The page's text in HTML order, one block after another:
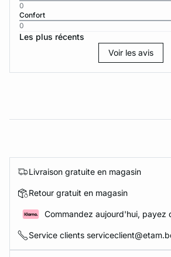
0
Confort
0
Les plus récents
Voir les avis
Livraison gratuite en magasin
Retour gratuit en magasin
Commandez aujourd'hui, payez
Service clients